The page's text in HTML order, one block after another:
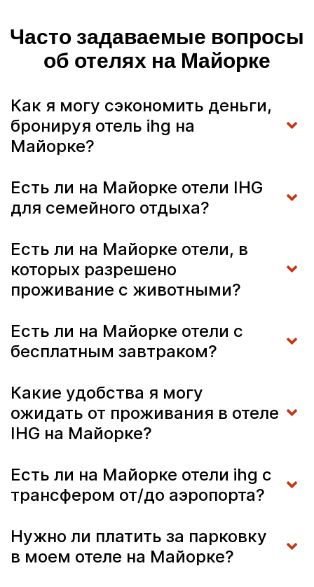
Часто задаваемые вопросы
об отелях на Майорке
Как я могу сэкономить деньги,
бронируя отель ihg на
Майорке?
Есть ли на Майорке отели IHG
для семейного отдыха?
Есть ли на Майорке отели, в
которых разрешено
проживание с животными?
Есть ли на Майорке отели с
бесплатным завтраком?
Какие удобства я могу
ожидать от проживания в отеле
IHG на Майорке?
Есть ли на Майорке отели ihg с
трансфером от/до аэропорта?
Нужно ли платить за парковку
в моем отеле на Майорке?